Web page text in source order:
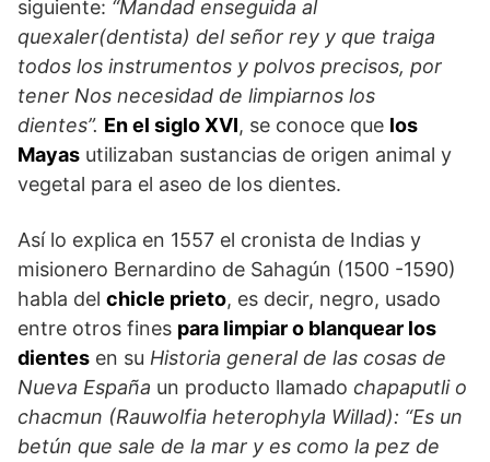
siguiente: “Mandad enseguida al
quexaler(dentista) del señor rey y que traiga
todos los instrumentos y polvos precisos, por
tener Nos necesidad de limpiarnos los
dientes”. En el siglo XVI, se conoce que los
Mayas utilizaban sustancias de origen animal y
vegetal para el aseo de los dientes.
Así lo explica en 1557 el cronista de Indias y
misionero Bernardino de Sahagún (1500 -1590)
habla del chicle prieto, es decir, negro, usado
entre otros fines para limpiar o blanquear los
dientes en su Historia general de las cosas de
Nueva España un producto llamado chapaputli o
chacmun (Rauwolfia heterophyla Willad): “Es un
betún que sale de la mar y es como la pez de